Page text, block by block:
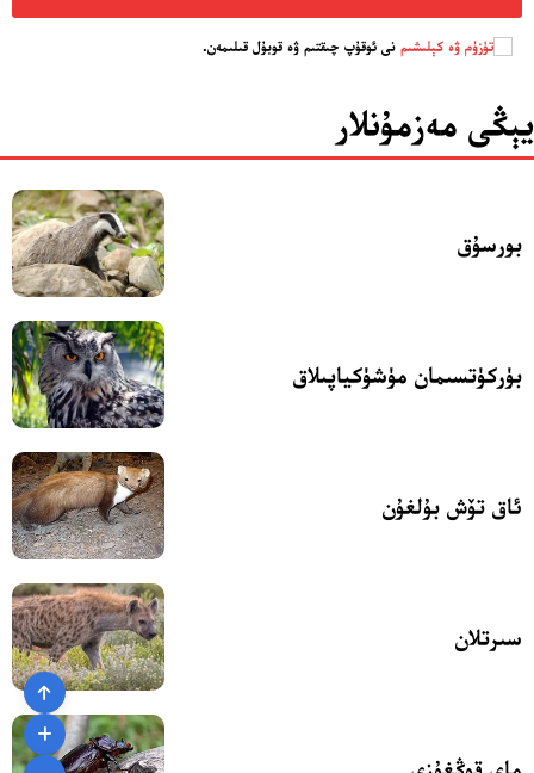
تۈزۈم ۋە كېلىشىم نى ئوقۇپ چىقتىم ۋە قوبۇل قىلىمەن.
يېڭى مەزمۇنلار
بورسۇق
بۈركۈتسىمان مۈشۈكياپىلاق
ئاق تۆش بۇلغۇن
سىرتلان
ماي قوڭغۇزى